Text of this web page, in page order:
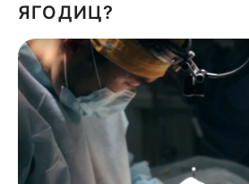
ЯГОДИЦ?